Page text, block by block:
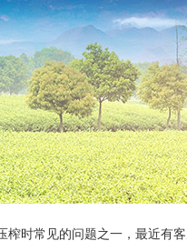
榨时常见的问题之一，最近有